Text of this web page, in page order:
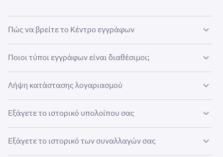
Πώς να βρείτε το Κέντρο εγγράφων
1 Εγγραφείτεστον λογαριασμό σας στην Kraken.
2 Κάντε κλικ στο όνομά σας(ή το εικονίδιο προφίλ)
στην επάνω δεξιά γωνία.
3 ΕπιλέξτεΈγγραφααπό το αναπτυσσόμενο μενού για
να ανοίξετε το Κέντρο εγγράφων.
Ποιοι τύποι εγγράφων είναι διαθέσιμοι;
Λήψη κατάστασης λογαριασμού
1 Εγγραφείτεστον λογαριασμό σας στην Kraken ή
Kraken Pro.
2
Μεταβείτε στο εικονίδιο προφίλ σας > Ρυθμίσεις >
Έγγραφα.
Εξάγετε το ιστορικό υπολοίπου σας
1 Συνδεθείτεστον λογαριασμό σας στο Kraken Pro.
Εξάγετε το ιστορικό των συναλλαγών σας